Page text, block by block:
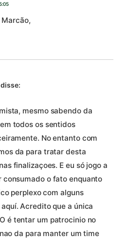
disse:
mesmo sabendo da
todos os sentidos
No entanto com
da para tratar desta
finalizaçoes. E eu só jogo a
o fato enquanto
perplexo com alguns
Acredito que a única
é tentar um patrocinio no
da para manter um time